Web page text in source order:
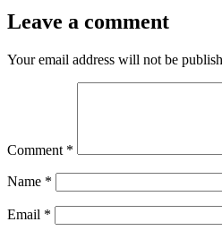
Leave a comment
Your email address will not be
Comment *
Name *
Email *